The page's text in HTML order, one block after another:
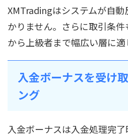
XMTradingはシステムが自
かりません。さらに取引条
から上級者まで幅広い層に適
入金ボーナスを受け
ング
入金ボーナスは入金処理完